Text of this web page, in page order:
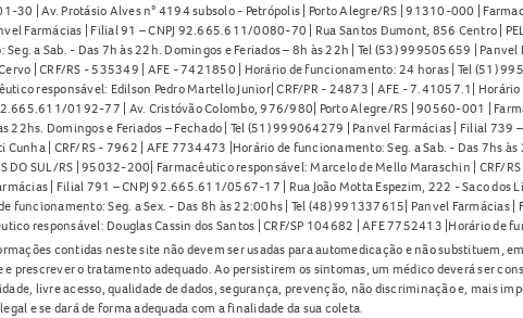
30 | Av. Protásio Alves n° 4194 subsolo - Petrópolis | Porto Alegre/RS | 91310-000 |
Farmácias | Filial 91 – CNPJ 92.665.611/0080-70 | Rua Santos Dumont, 856 Centro |
a Sab. - Das 7h às 22h. Domingos e Feriados – 8h às 22h | Tel (53) 999505659 |
| CRF/RS - 535349 | AFE - 7421850 | Horário de funcionamento: 24 horas | Tel (51)
responsável: Edilson Pedro Martello Junior| CRF/PR - 24873 | AFE - 7.41057.1|
0192-77 | Av. Cristóvão Colombo, 976/980| Porto Alegre/RS | 90560-001 |
22hs. Domingos e Feriados – Fechado | Tel (51) 999064279 | Panvel Farmácias | Filial
| CRF/RS - 7962 | AFE 7734473 |Horário de funcionamento: Seg. a Sab. - Das 7hs
DO SUL/RS | 95032-200| Farmacêutico responsável: Marcelo de Mello Maraschin | CRF/
| Filial 791 – CNPJ 92.665.611/0567-17 | Rua João Motta Espezim, 222 - Saco
funcionamento: Seg. a Sex. - Das 8h às 22:00hs | Tel (48) 991337615| Panvel
responsável: Douglas Cassin dos Santos | CRF/SP 104682 | AFE 7752413 |Horário
contidas neste site não devem ser usadas para automedicação e não substituem,
prescrever o tratamento adequado. Ao persistirem os sintomas, um médico deverá ser
livre acesso, qualidade de dados, segurança, prevenção, não discriminação e, mais
e se dará de forma adequada com a finalidade da sua coleta.